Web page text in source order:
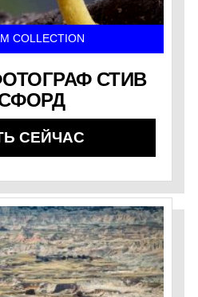
COLLECTION
СТИВ
СЕЙЧАС